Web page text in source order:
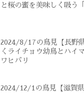
と桜の蜜を美味しく吸う
2024/8/17の鳥見【長野
くライチョウ幼鳥とハイ
ワヒバリ
2024/12/1の鳥見【滋賀